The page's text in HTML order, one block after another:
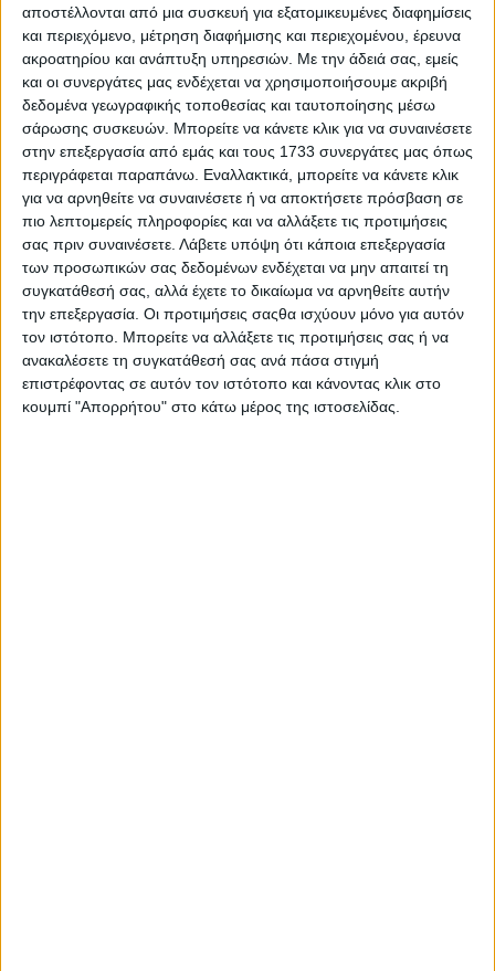
αποστέλλονται από μια συσκευή για εξατομικευμένες διαφημίσεις
και περιεχόμενο, μέτρηση διαφήμισης και περιεχομένου, έρευνα
ακροατηρίου και ανάπτυξη υπηρεσιών. Με την άδειά σας, εμείς
και οι συνεργάτες μας ενδέχεται να χρησιμοποιήσουμε ακριβή
δεδομένα γεωγραφικής τοποθεσίας και ταυτοποίησης μέσω
σάρωσης συσκευών. Μπορείτε να κάνετε κλικ για να συναινέσετε
στην επεξεργασία από εμάς και τους 1733 συνεργάτες μας όπως
περιγράφεται παραπάνω. Εναλλακτικά, μπορείτε να κάνετε κλικ
για να αρνηθείτε να συναινέσετε ή να αποκτήσετε πρόσβαση σε
πιο λεπτομερείς πληροφορίες και να αλλάξετε τις προτιμήσεις
σας πριν συναινέσετε. Λάβετε υπόψη ότι κάποια επεξεργασία
των προσωπικών σας δεδομένων ενδέχεται να μην απαιτεί τη
συγκατάθεσή σας, αλλά έχετε το δικαίωμα να αρνηθείτε αυτήν
την επεξεργασία. Οι προτιμήσεις σαςθα ισχύουν μόνο για αυτόν
τον ιστότοπο. Μπορείτε να αλλάξετε τις προτιμήσεις σας ή να
ανακαλέσετε τη συγκατάθεσή σας ανά πάσα στιγμή
επιστρέφοντας σε αυτόν τον ιστότοπο και κάνοντας κλικ στο
κουμπί "Απορρήτου" στο κάτω μέρος της ιστοσελίδας.
Αναζήτηση
Αρχική
Ελλάδα
Πολιτική
Εθνικά θέματα
Οικονομία
Αστυνομικό
Διεθνή
Επικοινωνία
Follow US
Προσωπικά δεδομένα & Όροι Χρήσης
© 2022 Foxiz News Network. Ruby Design Company. All Rights
Reserved.
Adiakritos.gr>Ελλάδα>Ο σύλλογος “Δώσε Ζωή” στο Easter
Market του Politia Tennis Club
Ελλάδα